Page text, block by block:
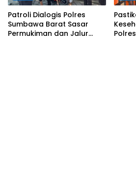
Patroli Dialogis Polres
Sumbawa Barat Sasar
Permukiman dan Jalur